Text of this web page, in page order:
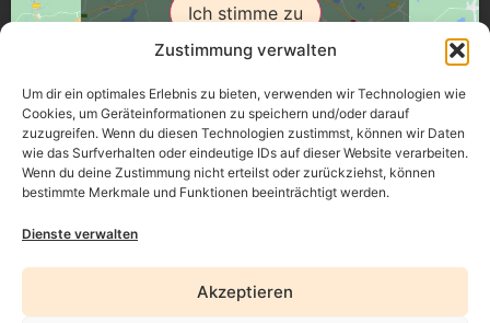
Zustimmung verwalten
Um dir ein optimales Erlebnis zu bieten, verwenden wir Technologien wie
Cookies, um Geräteinformationen zu speichern und/oder darauf
zuzugreifen. Wenn du diesen Technologien zustimmst, können wir Daten
wie das Surfverhalten oder eindeutige IDs auf dieser Website verarbeiten.
Wenn du deine Zustimmung nicht erteilst oder zurückziehst, können
bestimmte Merkmale und Funktionen beeinträchtigt werden.
Dienste verwalten
Akzeptieren
Ich stimme zu
Üsenberger Strasse 11, 79346 Endingen a.K.
Datenschutz